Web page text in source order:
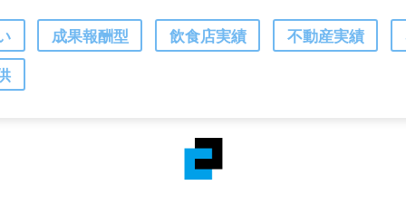
成果報酬型 飲食店実績 不動産実績